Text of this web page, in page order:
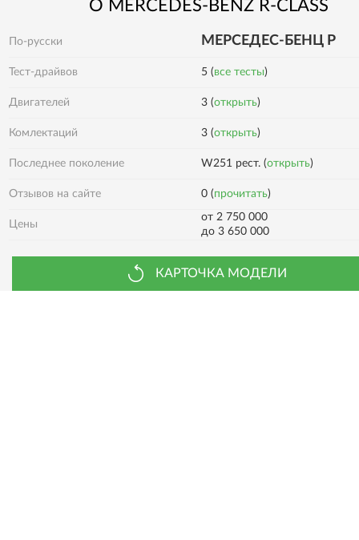
О MERCEDES-BENZ R-CLASS
По-русски MЕРСЕДЕС-БЕНЦ Р
Тест-драйвов 5 (все тесты)
Двигателей 3 (открыть)
Комлектаций 3 (открыть)
Последнее поколение W251 рест. (открыть)
Отзывов на сайте 0 (прочитать)
Цены
от 2 750 000
до 3 650 000
КАРТОЧКА МОДЕЛИ